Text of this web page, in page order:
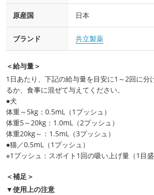
原産国 日本
ブランド 共立製薬
＜給与量＞
1日あたり、下記の給与量を目安に1～2回に分
るか、食事に混ぜて与えてください。
●犬
体重～5kg：0.5mL（1プッシュ）
体重5～20kg：1.0mL（2プッシュ）
体重20kg～：1.5mL（3プッシュ）
●猫／0.5mL（1プッシュ）
※1プッシュ：スポイト1回の吸い上げ量（1目盛
＜補足＞
▼使用上の注意